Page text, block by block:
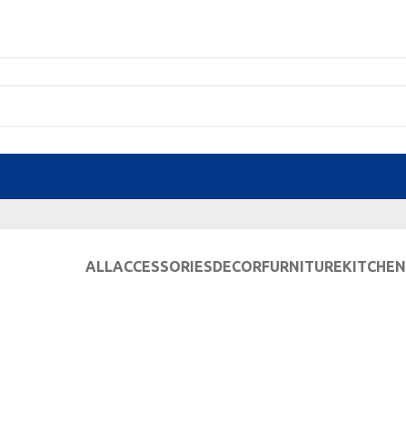
ALLACCESSORIESDECORFURNITUREKITCHEN